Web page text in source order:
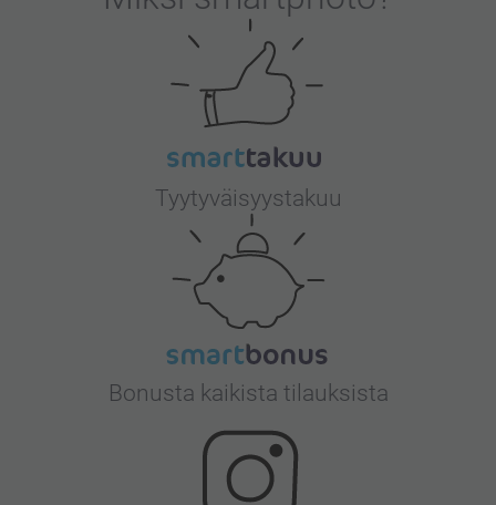
Tyytyväisyystakuu
Bonusta kaikista tilauksista